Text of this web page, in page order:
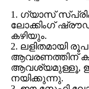
1. ഗ്യാസ്
ലോക്കിംഗ്
കഴിയും.
2. ലളിതമായി
ആവരണത്തിന്
ആവശ്യമുള്ളൂ,
നയിക്കുന്നു.